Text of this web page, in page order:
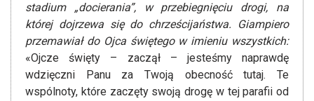
stadium „docierania”, w przebiegnięciu drogi, na
której dojrzewa się do chrześcijaństwa. Giampiero
przemawiał do Ojca świętego w imieniu wszystkich:
«Ojcze święty – zaczął – jesteśmy naprawdę
wdzięczni Panu za Twoją obecność tutaj. Te
wspólnoty, które zaczęty swoją drogę w tej parafii od